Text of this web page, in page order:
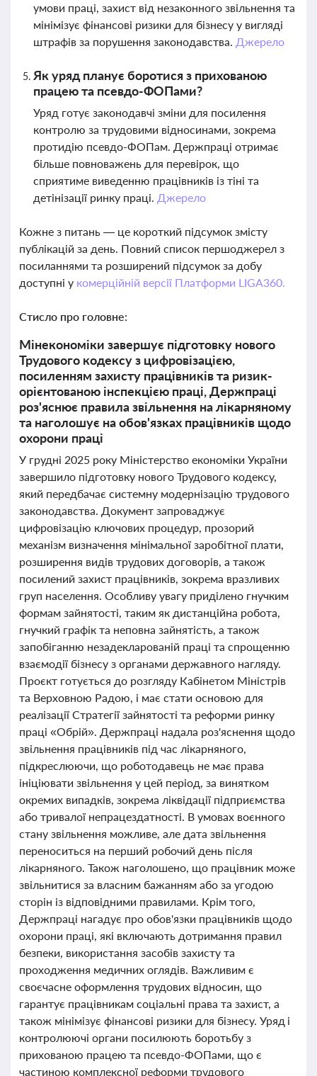
умови праці, захист від незаконного звільнення та
мінімізує фінансові ризики для бізнесу у вигляді
штрафів за порушення законодавства. Джерело
Як уряд планує боротися з прихованою
працею та псевдо-ФОПами?
Уряд готує законодавчі зміни для посилення
контролю за трудовими відносинами, зокрема
протидію псевдо-ФОПам. Держпраці отримає
більше повноважень для перевірок, що
сприятиме виведенню працівників із тіні та
детінізації ринку праці. Джерело
Кожне з питань — це короткий підсумок змісту
публікацій за день. Повний список першоджерел з
посиланнями та розширений підсумок за добу
доступні у комерційній версії Платформи LIGA360.
Стисло про головне:
Мінекономіки завершує підготовку нового
Трудового кодексу з цифровізацією,
посиленням захисту працівників та ризик-
орієнтованою інспекцією праці, Держпраці
роз'яснює правила звільнення на лікарняному
та наголошує на обов'язках працівників щодо
охорони праці
У грудні 2025 року Міністерство економіки України
завершило підготовку нового Трудового кодексу,
який передбачає системну модернізацію трудового
законодавства. Документ запроваджує
цифровізацію ключових процедур, прозорий
механізм визначення мінімальної заробітної плати,
розширення видів трудових договорів, а також
посилений захист працівників, зокрема вразливих
груп населення. Особливу увагу приділено гнучким
формам зайнятості, таким як дистанційна робота,
гнучкий графік та неповна зайнятість, а також
запобіганню незадекларованій праці та спрощенню
взаємодії бізнесу з органами державного нагляду.
Проєкт готується до розгляду Кабінетом Міністрів
та Верховною Радою, і має стати основою для
реалізації Стратегії зайнятості та реформи ринку
праці «Обрій». Держпраці надала роз'яснення щодо
звільнення працівників під час лікарняного,
підкреслюючи, що роботодавець не має права
ініціювати звільнення у цей період, за винятком
окремих випадків, зокрема ліквідації підприємства
або тривалої непрацездатності. В умовах воєнного
стану звільнення можливе, але дата звільнення
переноситься на перший робочий день після
лікарняного. Також наголошено, що працівник може
звільнитися за власним бажанням або за угодою
сторін із відповідними правилами. Крім того,
Держпраці нагадує про обов'язки працівників щодо
охорони праці, які включають дотримання правил
безпеки, використання засобів захисту та
проходження медичних оглядів. Важливим є
своєчасне оформлення трудових відносин, що
гарантує працівникам соціальні права та захист, а
також мінімізує фінансові ризики для бізнесу. Уряд і
контролюючі органи посилюють боротьбу з
прихованою працею та псевдо-ФОПами, що є
частиною комплексної реформи трудового